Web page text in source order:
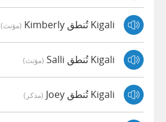
Kigali تُنطق Kimberly (مؤنث)
Kigali تُنطق Salli (مؤنث)
Kigali تُنطق Joey (مذكر)